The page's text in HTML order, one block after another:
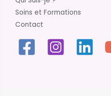
Soins et Formations
Contact